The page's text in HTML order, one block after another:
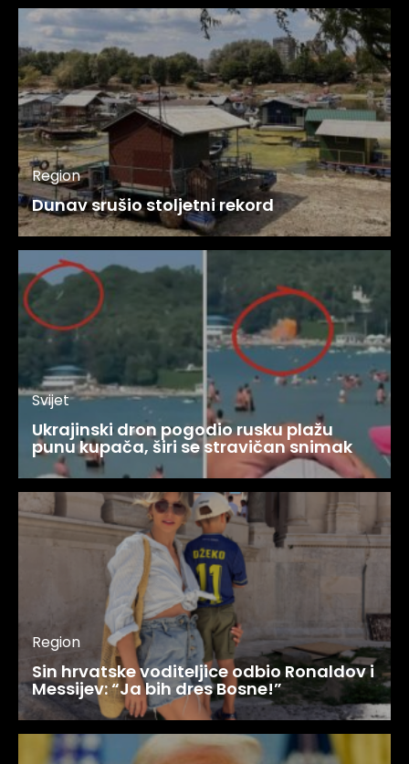
Region
Dunav srušio stoljetni rekord
Svijet
Ukrajinski dron pogodio rusku plažu
punu kupača, širi se stravičan snimak
Region
Sin hrvatske voditeljice odbio Ronaldov i
Messijev: “Ja bih dres Bosne!”